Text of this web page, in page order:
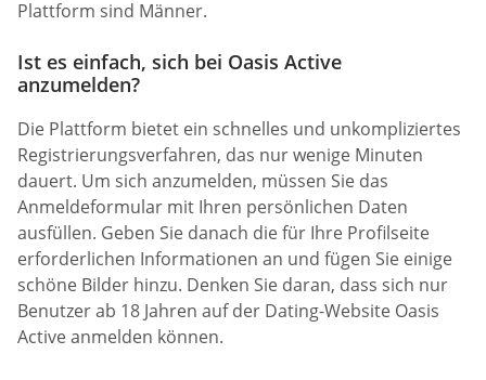
Plattform sind Männer.
Ist es einfach, sich bei Oasis Active
anzumelden?
Die Plattform bietet ein schnelles und unkompliziertes
Registrierungsverfahren, das nur wenige Minuten
dauert. Um sich anzumelden, müssen Sie das
Anmeldeformular mit Ihren persönlichen Daten
ausfüllen. Geben Sie danach die für Ihre Profilseite
erforderlichen Informationen an und fügen Sie einige
schöne Bilder hinzu. Denken Sie daran, dass sich nur
Benutzer ab 18 Jahren auf der Dating-Website Oasis
Active anmelden können.